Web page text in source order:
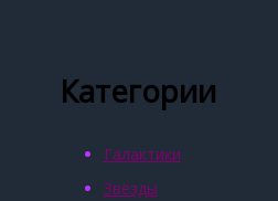
Категории
Галактики
Звёзды